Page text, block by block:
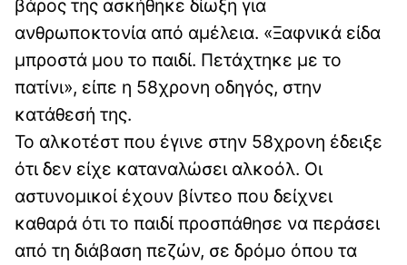
βάρος της ασκήθηκε δίωξη για
ανθρωποκτονία από αμέλεια. «Ξαφνικά είδα
μπροστά μου το παιδί. Πετάχτηκε με το
πατίνι», είπε η 58χρονη οδηγός, στην
κατάθεσή της.
Το αλκοτέστ που έγινε στην 58χρονη έδειξε
ότι δεν είχε καταναλώσει αλκοόλ. Οι
αστυνομικοί έχουν βίντεο που δείχνει
καθαρά ότι το παιδί προσπάθησε να περάσει
από τη διάβαση πεζών, σε δρόμο όπου τα